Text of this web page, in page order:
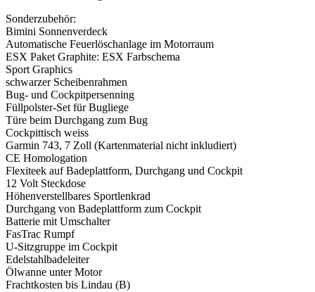
Sonderzubehör:
Bimini Sonnenverdeck
Automatische Feuerlöschanlage im Motorraum
ESX Paket Graphite: ESX Farbschema
Sport Graphics
schwarzer Scheibenrahmen
Bug- und Cockpitpersenning
Füllpolster-Set für Bugliege
Türe beim Durchgang zum Bug
Cockpittisch weiss
Garmin 743, 7 Zoll (Kartenmaterial nicht inkludiert)
CE Homologation
Flexiteek auf Badeplattform, Durchgang und Cockpit
12 Volt Steckdose
Höhenverstellbares Sportlenkrad
Durchgang von Badeplattform zum Cockpit
Batterie mit Umschalter
FasTrac Rumpf
U-Sitzgruppe im Cockpit
Edelstahlbadeleiter
Ölwanne unter Motor
Frachtkosten bis Lindau (B)